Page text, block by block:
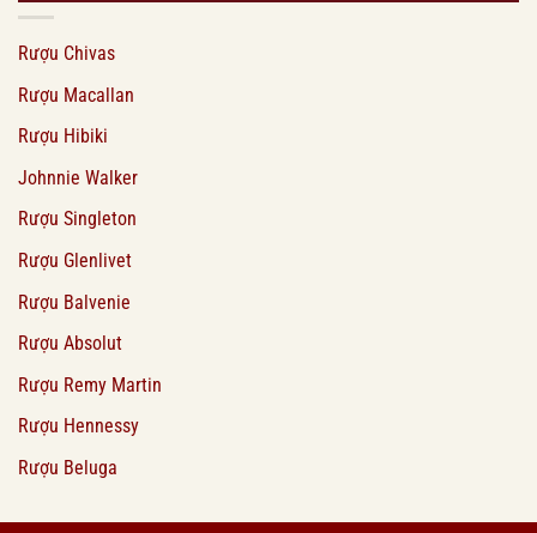
Rượu Chivas
Rượu Macallan
Rượu Hibiki
Johnnie Walker
Rượu Singleton
Rượu Glenlivet
Rượu Balvenie
Rượu Absolut
Rượu Remy Martin
Rượu Hennessy
Rượu Beluga